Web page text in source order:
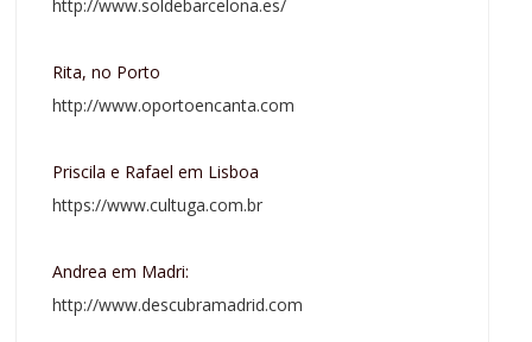
http://www.soldebarcelona.es/
Rita, no Porto
http://www.oportoencanta.com
Priscila e Rafael em Lisboa
https://www.cultuga.com.br
Andrea em Madri:
http://www.descubramadrid.com